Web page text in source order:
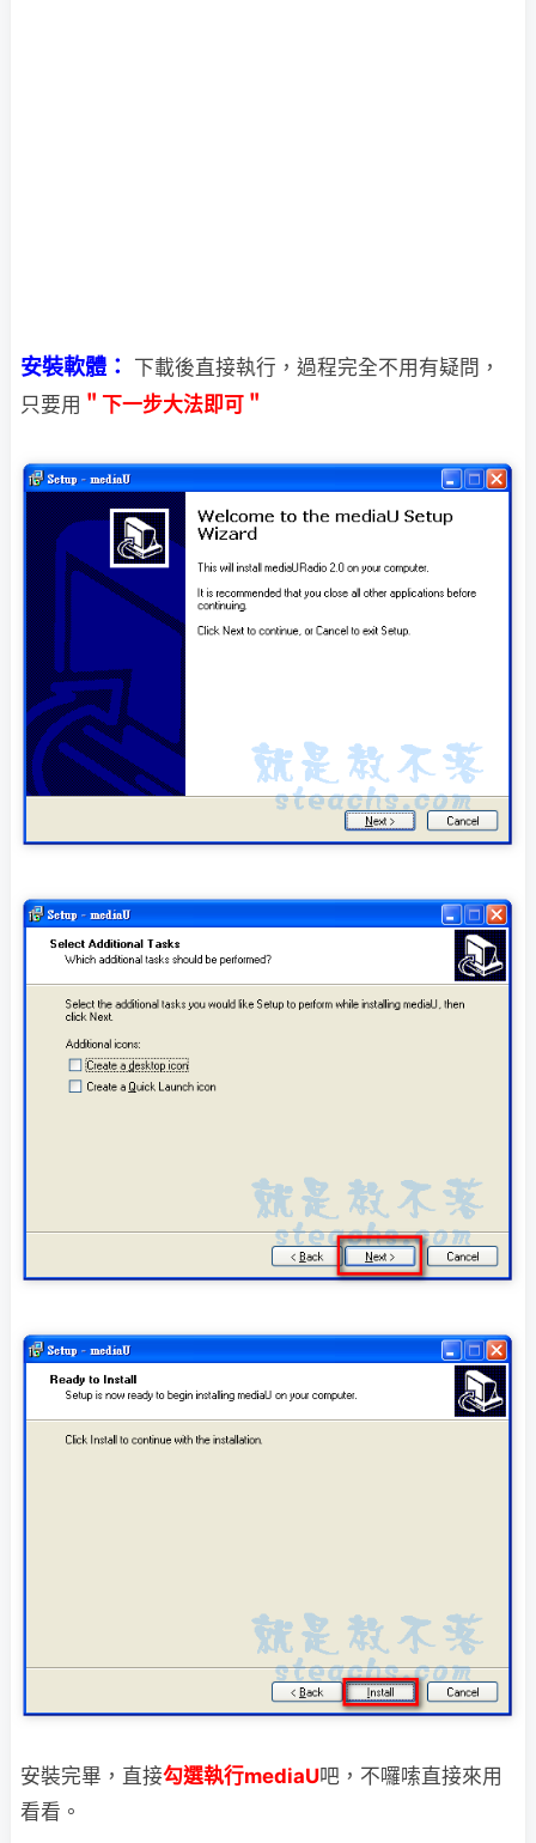
安裝軟體：
下載後直接執行，過程完全不用有疑問，
只要用 ＂下一步大法即可＂
安裝完畢，直接勾選執行mediaU吧，不囉嗦直接來用
看看。